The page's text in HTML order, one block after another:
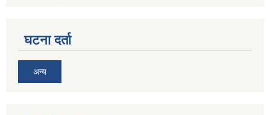
घटना दर्ता
अन्य